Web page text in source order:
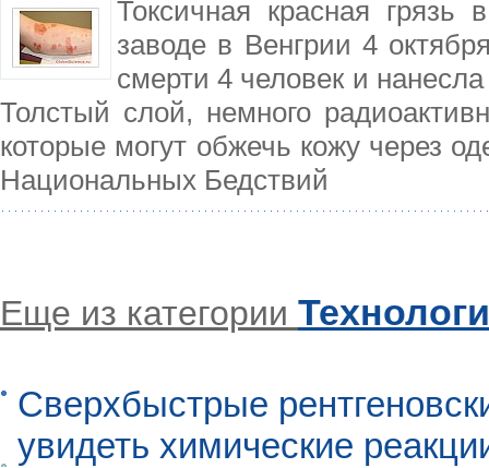
Токсичная красная
заводе в Венгрии 4
смерти 4 человек и
Толстый слой, немного
которые могут обжечь кожу через
Национальных Бедствий
Еще из категории
Сверхбыстрые
увидеть химические